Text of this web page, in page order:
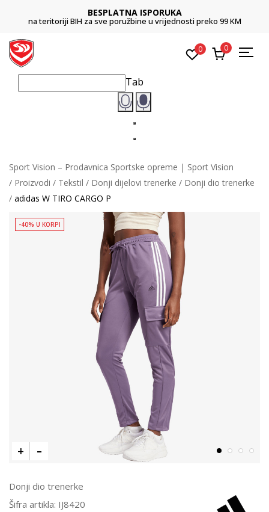
BESPLATNA ISPORUKA
na teritoriji BIH za sve poružbine u vrijednosti preko 99 KM
0 0
Tab
Sport Vision – Prodavnica Sportske opreme | Sport Vision
Proizvodi
Tekstil Donji dijelovi trenerke
Donji dio trenerke
adidas W TIRO CARGO P
-40% U KORPI
Donji dio trenerke
Šifra artikla: IJ8420